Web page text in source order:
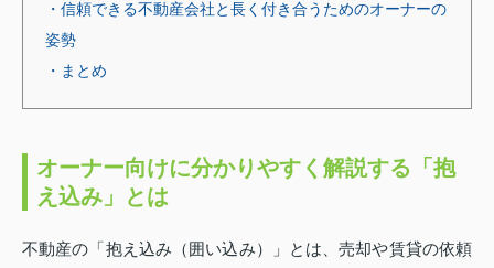
・信頼できる不動産会社と長く付き合うためのオーナーの
姿勢
・まとめ
オーナー向けに分かりやすく解説する「抱
え込み」とは
不動産の「抱え込み（囲い込み）」とは、売却や賃貸の依頼